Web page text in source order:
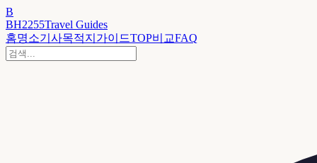
B
BH2255Travel Guides
홈명소기사목적지 가이드TOP비교FAQ